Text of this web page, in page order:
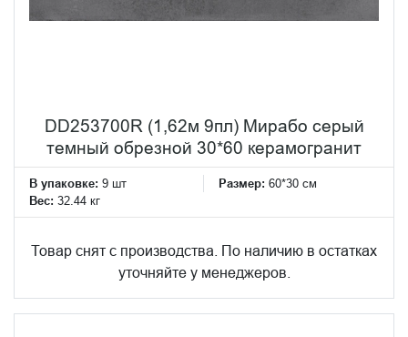
DD253700R (1,62м 9пл) Мирабо серый
темный обрезной 30*60 керамогранит
В упаковке: 9 шт Размер: 60*30 см
Вес: 32.44 кг
Товар снят с производства. По наличию в остатках
уточняйте у менеджеров.